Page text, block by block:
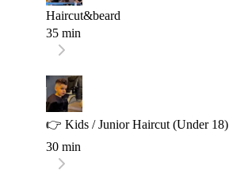
Haircut&beard
35 min
👉 Kids / Junior Haircut (Under 18)
30 min